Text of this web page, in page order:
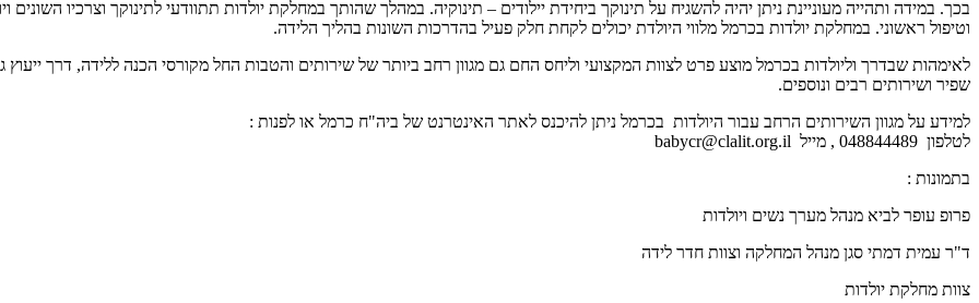
בכך. במידה ותהייה מעוניינת ניתן יהיה להשגיח על תינוקך ביחידת יילודים – תינוקיה. במהלך שהותך במחלקת יולדות תתוודעי לתינוקך וצרכיו
וטיפול ראשוני. במחלקת יולדות בכרמל מלווי היולדת יכולים לקחת חלק פעיל בהדרכות השונות בהליך הלידה.
לאימהות שבדרך וליולדות בכרמל מוצע פרט לצוות המקצועי וליחס החם גם מגוון רחב ביותר של שירותים והטבות החל מקורסי הכנה ללידה, דרך ייעוץ
שפיר ושירותים רבים ונוספים.
למידע על מגוון השירותים הרחב עבור היולדות בכרמל ניתן להיכנס לאתר האינטרנט של ביה"ח כרמל או לפנות :
לטלפון 048844489 , מייל babycr@clalit.org.il
בתמונות :
פרופ עופר לביא מנהל מערך נשים ויולדות
ד"ר עמית דמתי סגן מנהל המחלקה וצוות חדר לידה
צוות מחלקת יולדות